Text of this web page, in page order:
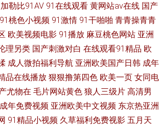
加勒比91AV 91在线观看 黄网站av在线 国产
91桃色小视频 91激情 91干啪啪 青青操青青
欧美视频电影 91播放 麻豆桃色网站 亚洲
理另类 国产刺激对白 在线观看91精品 欧
成人微拍福利导航 亚洲欧美国产日韩 成年
品在线播放 狠狠撸第四色 欧美一页 女同电
尤物在 毛片网站黄色 狼人三级片 高清男
成年免费视频 亚洲欧美中文视频 东京热亚洲
91精品小视频 久草福利免费视影 五月天